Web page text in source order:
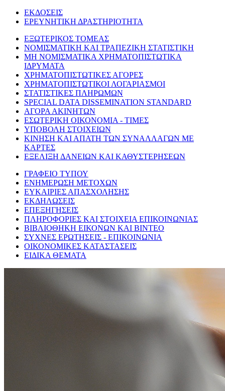
ΕΚΔΟΣΕΙΣ
ΕΡΕΥΝΗΤΙΚΗ ΔΡΑΣΤΗΡΙΟΤΗΤΑ
ΕΞΩΤΕΡΙΚΟΣ ΤΟΜΕΑΣ
ΝΟΜΙΣΜΑΤΙΚΗ ΚΑΙ ΤΡΑΠΕΖΙΚΗ ΣΤΑΤΙΣΤΙΚΗ
ΜΗ ΝΟΜΙΣΜΑΤΙΚΑ ΧΡΗΜΑΤΟΠΙΣΤΩΤΙΚΑ
ΙΔΡΥΜΑΤΑ
ΧΡΗΜΑΤΟΠΙΣΤΩΤΙΚΕΣ ΑΓΟΡΕΣ
ΧΡΗΜΑΤΟΠΙΣΤΩΤΙΚΟΙ ΛΟΓΑΡΙΑΣΜΟΙ
ΣΤΑΤΙΣΤΙΚΕΣ ΠΛΗΡΩΜΩΝ
SPECIAL DATA DISSEMINATION STANDARD
ΑΓΟΡΑ ΑΚΙΝΗΤΩΝ
ΕΣΩΤΕΡΙΚΗ ΟΙΚΟΝΟΜΙΑ - ΤΙΜΕΣ
ΥΠΟΒΟΛΗ ΣΤΟΙΧΕΙΩΝ
ΚΙΝΗΣΗ ΚΑΙ ΑΠΑΤΗ ΤΩΝ ΣΥΝΑΛΛΑΓΩΝ ΜΕ
ΚΑΡΤΕΣ
ΕΞΕΛΙΞΗ ΔΑΝΕΙΩΝ ΚΑΙ ΚΑΘΥΣΤΕΡΗΣΕΩΝ
ΓΡΑΦΕΙΟ ΤΥΠΟΥ
ΕΝΗΜΕΡΩΣΗ ΜΕΤΟΧΩΝ
ΕΥΚΑΙΡΙΕΣ ΑΠΑΣΧΟΛΗΣΗΣ
ΕΚΔΗΛΩΣΕΙΣ
ΕΠΕΞΗΓΗΣΕΙΣ
ΠΛΗΡΟΦΟΡΙΕΣ ΚΑΙ ΣΤΟΙΧΕΙΑ ΕΠΙΚΟΙΝΩΝΙΑΣ
ΒΙΒΛΙΟΘΗΚΗ ΕΙΚΟΝΩΝ ΚΑΙ ΒΙΝΤΕΟ
ΣΥΧΝΕΣ ΕΡΩΤΗΣΕΙΣ - ΕΠΙΚΟΙΝΩΝΙΑ
ΟΙΚΟΝΟΜΙΚΕΣ ΚΑΤΑΣΤΑΣΕΙΣ
ΕΙΔΙΚΑ ΘΕΜΑΤΑ